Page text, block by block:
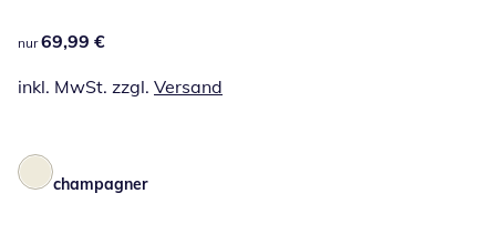
69,99 €
nur 69,99 €
inkl. MwSt. zzgl. Versand
champagner